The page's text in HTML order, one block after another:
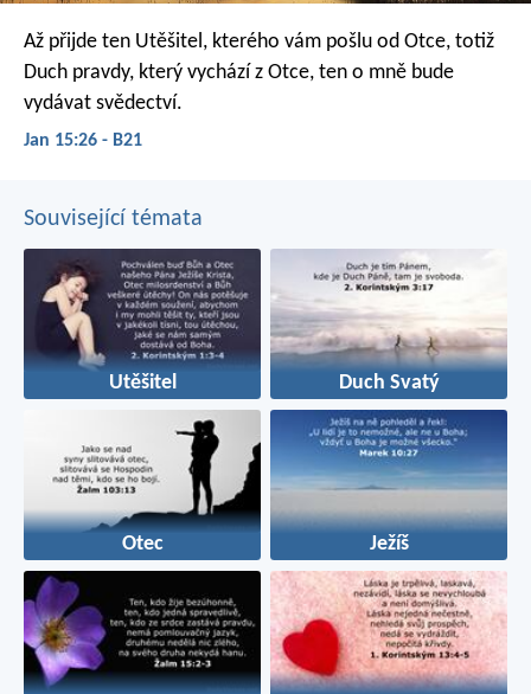
Až přijde ten Utěšitel, kterého vám pošlu od Otce, totiž
Duch pravdy, který vychází z Otce, ten o mně bude
vydávat svědectví.
Jan 15:26 - B21
Související témata
Utěšitel Duch Svatý
Otec Ježíš